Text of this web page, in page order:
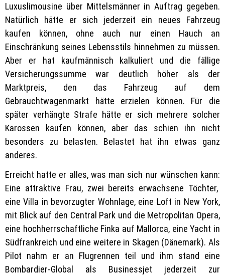
Luxuslimousine über Mittelsmänner in Auftrag gegeben.
Natürlich hätte er sich jederzeit ein neues Fahrzeug
kaufen können, ohne auch nur einen Hauch an
Einschränkung seines Lebensstils hinnehmen zu müssen.
Aber er hat kaufmännisch kalkuliert und die fällige
Versicherungssumme war deutlich höher als der
Marktpreis, den das Fahrzeug auf dem
Gebrauchtwagenmarkt hätte erzielen können. Für die
später verhängte Strafe hätte er sich mehrere solcher
Karossen kaufen können, aber das schien ihn nicht
besonders zu belasten. Belastet hat ihn etwas ganz
anderes.
Erreicht hatte er alles, was man sich nur wünschen kann:
Eine attraktive Frau, zwei bereits erwachsene Töchter,
eine Villa in bevorzugter Wohnlage, eine Loft in New York,
mit Blick auf den Central Park und die Metropolitan Opera,
eine hochherrschaftliche Finka auf Mallorca, eine Yacht in
Südfrankreich und eine weitere in Skagen (Dänemark). Als
Pilot nahm er an Flugrennen teil und ihm stand eine
Bombardier-Global als Businessjet jederzeit zur